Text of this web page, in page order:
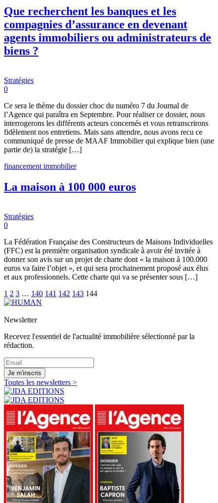
Que recherchent les banques et les
compagnies d’assurance en devenant
agents immobiliers ou administrateurs de
biens ?
Stratégies
0
Ce sera le thème du dossier choc du numéro 7 du Journal de
l’Agence qui paraîtra en Septembre. Pour réaliser ce dossier, nous
interrogerons les différents acteurs concernés et vous retranscrirons
fidèlement nos entretiens. Mais sans attendre, nous avons recu ce
communiqué de presse de MAAF Immobilier qui explique bien (une
partie de) la stratégie […]
financement immobilier
La maison à 100 000 euros
Stratégies
0
La Fédération Française des Constructeurs de Maisons Individuelles
(FFC) est la première organisation syndicale à avoir été invitée à
donner son avis sur un projet de charte dont « la maison à 100.000
euros va faire l’objet », et qui sera prochainement proposé aux élus
et aux professionnels. Cette charte qui va se présenter sous […]
1 2 3 … 140 141 142 143 144
Newsletter
Recevez l'essentiel de l'actualité immobilière sélectionné par la
rédaction.
Je m'inscris
Toutes les newsletters >